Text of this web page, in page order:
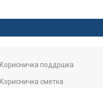
Корисничка поддршка
Корисничка сметка